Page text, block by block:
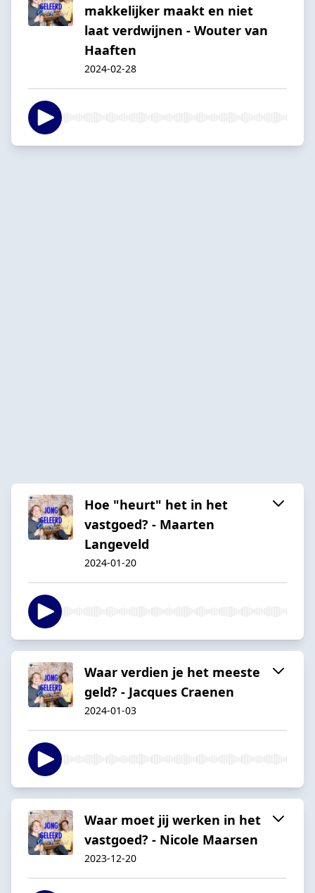
makkelijker maakt en niet
laat verdwijnen - Wouter van
Haaften
2024-02-28
Hoe "heurt" het in het
vastgoed? - Maarten
Langeveld
2024-01-20
Waar verdien je het meeste
geld? - Jacques Craenen
2024-01-03
Waar moet jij werken in het
vastgoed? - Nicole Maarsen
2023-12-20